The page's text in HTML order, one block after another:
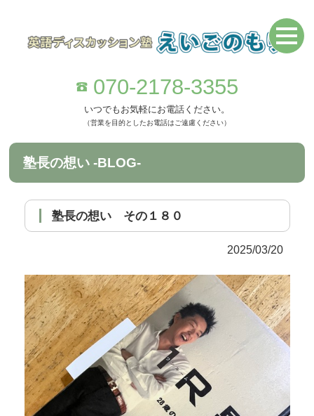
070-2178-3355
いつでもお気軽にお電話ください。
（営業を目的としたお電話はご遠慮ください）
塾長の想い -BLOG-
塾長の想い その１８０
2025/03/20